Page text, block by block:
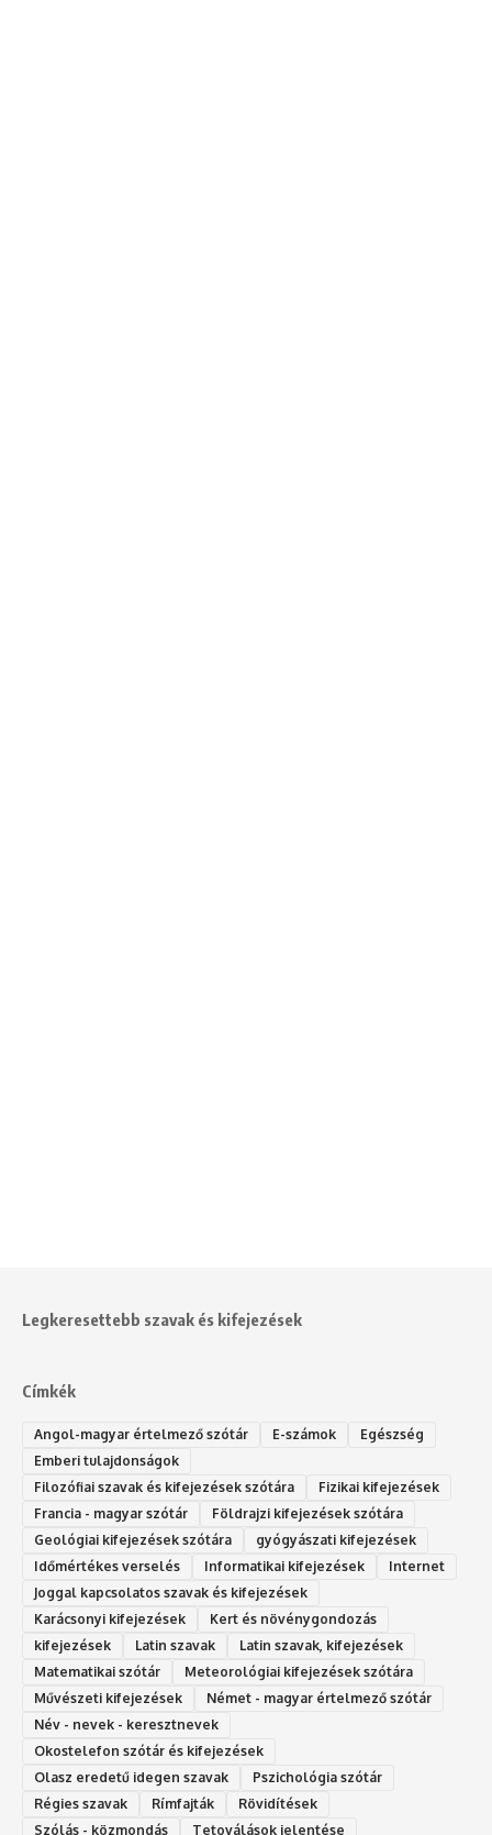
Legkeresettebb szavak és kifejezések
Címkék
Angol-magyar értelmező szótár E-számok
Egészség
Emberi tulajdonságok
Filozófiai szavak és kifejezések szótára
Fizikai kifejezések
Francia - magyar szótár
Földrajzi kifejezések szótára
Geológiai kifejezések szótára
gyógyászati kifejezések
Időmértékes verselés
Informatikai kifejezések
Internet
Joggal kapcsolatos szavak és kifejezések
Karácsonyi kifejezések
Kert és növénygondozás
kifejezések
Latin szavak
Latin szavak, kifejezések
Matematikai szótár
Meteorológiai kifejezések szótára
Művészeti kifejezések
Német - magyar értelmező szótár
Név - nevek - keresztnevek
Okostelefon szótár és kifejezések
Olasz eredetű idegen szavak
Ps‮gólohciz‬ia s‮átóz‬r
Régies szavak
Rímfajták
Rövidítések
Szólás - közmondás
Tetoválások jelentése